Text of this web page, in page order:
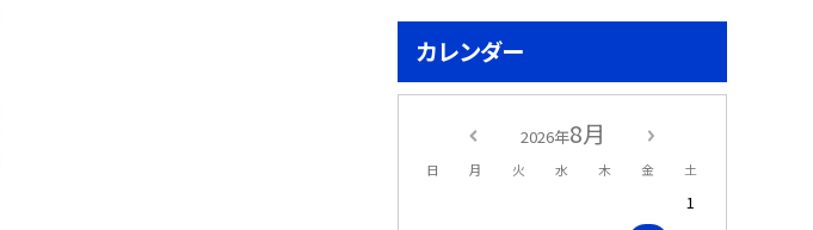
カレンダー
2026年8月
日 月 火 水 木 金 土
1